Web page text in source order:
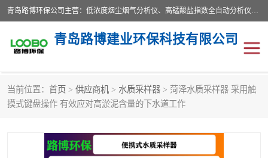
青岛路博环保公司主营：低浓度烟尘烟气分析仪、高锰酸盐指数全自动分析仪、便携式超声波明渠流量计、便携式水质采样器、恒温恒湿称重系统、手持式油烟检测仪等;是一家集环保科研、设计、生产、维护、销售和系统集成为一体的综合性高科技企业。路博人秉承"科学技术是第一生产力的重要理念，倡导环境友好型的生产、生活和消费方式。
青岛路博建业环保科技有限公司
当前位置： 首页 > 供应商机 > 水质采样器 > 菏泽水质采样器 采用触
摸式键盘操作 有效应对高淤泥含量的下水道工作
生物安全柜 气体检测仪
水质检测仪 手持式油烟检测仪